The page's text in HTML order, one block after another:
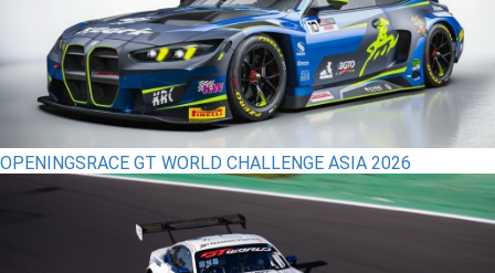
OPENINGSRACE GT WORLD CHALLENGE ASIA 2026